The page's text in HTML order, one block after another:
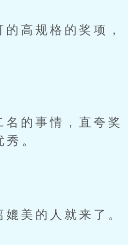
高规格的奖项，
的事情，直夸奖
。
美的人就来了。